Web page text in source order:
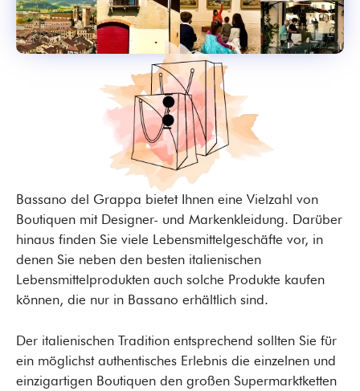
Bassano del Grappa bietet Ihnen eine Vielzahl von
Boutiquen mit Designer- und Markenkleidung. Darüber
hinaus finden Sie viele Lebensmittelgeschäfte vor, in
denen Sie neben den besten italienischen
Lebensmittelprodukten auch solche Produkte kaufen
können, die nur in Bassano erhältlich sind.
Der italienischen Tradition entsprechend sollten Sie für
ein möglichst authentisches Erlebnis die einzelnen und
einzigartigen Boutiquen den großen Supermarktketten